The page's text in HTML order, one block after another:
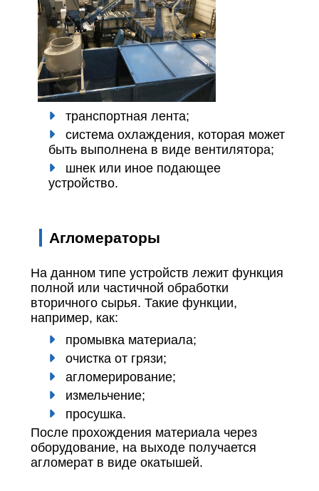
транспортная лента;
система охлаждения, которая может
быть выполнена в виде вентилятора;
шнек или иное подающее
устройство.
Агломераторы
На данном типе устройств лежит функция
полной или частичной обработки
вторичного сырья. Такие функции,
например, как:
промывка материала;
очистка от грязи;
агломерирование;
измельчение;
просушка.
После прохождения материала через
оборудование, на выходе получается
агломерат в виде окатышей.